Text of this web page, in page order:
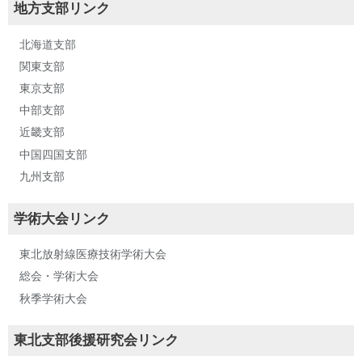
地方支部リンク
北海道支部
関東支部
東京支部
中部支部
近畿支部
中国四国支部
九州支部
学術大会リンク
東北放射線医療技術学術大会
総会・学術大会
秋季学術大会
東北支部後援研究会リンク